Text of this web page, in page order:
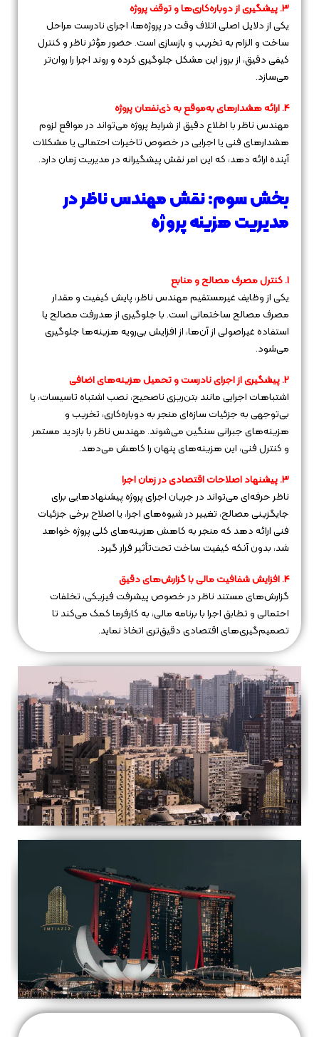
3. پیشگیری از دوباره‌کاری‌ها و توقف پروژه
یکی از دلایل اصلی اتلاف وقت در پروژه‌ها، اجرای نادرست مراحل
ساخت و الزام به تخریب و بازسازی است. حضور مؤثر ناظر و کنترل
کیفی دقیق، از بروز این مشکل جلوگیری کرده و روند اجرا را روان‌تر
می‌سازد.
4. ارائه هشدارهای به‌موقع به ذی‌نفعان پروژه
مهندس ناظر با اطلاع دقیق از شرایط پروژه می‌تواند در مواقع لزوم
هشدارهای فنی یا اجرایی در خصوص تاخیرات احتمالی یا مشکلات
آینده ارائه دهد، که این امر نقش پیشگیرانه در مدیریت زمان دارد.
بخش سوم: نقش مهندس ناظر در
مدیریت هزینه پروژه
1. کنترل مصرف مصالح و منابع
یکی از وظایف غیرمستقیم مهندس ناظر، پایش کیفیت و مقدار
مصرف مصالح ساختمانی است. با جلوگیری از هدررفت مصالح یا
استفاده غیراصولی از آن‌ها، از افزایش بی‌رویه هزینه‌ها جلوگیری
می‌شود.
2. پیشگیری از اجرای نادرست و تحمیل هزینه‌های اضافی
اشتباهات اجرایی مانند بتن‌ریزی ناصحیح، نصب اشتباه تاسیسات، یا
بی‌توجهی به جزئیات سازه‌ای منجر به دوباره‌کاری، تخریب و
هزینه‌های جبرانی سنگین می‌شوند. مهندس ناظر با بازدید مستمر
و کنترل فنی، این هزینه‌های پنهان را کاهش می‌دهد.
3. پیشنهاد اصلاحات اقتصادی در زمان اجرا
ناظر حرفه‌ای می‌تواند در جریان اجرای پروژه پیشنهادهایی برای
جایگزینی مصالح، تغییر در شیوه‌های اجرا، یا اصلاح برخی جزئیات
فنی ارائه دهد که منجر به کاهش هزینه‌های کلی پروژه خواهد
شد، بدون آنکه کیفیت ساخت تحت‌تأثیر قرار گیرد.
4. افزایش شفافیت مالی با گزارش‌های دقیق
گزارش‌های مستند ناظر در خصوص پیشرفت فیزیکی، تخلفات
احتمالی و تطابق اجرا با برنامه مالی، به کارفرما کمک می‌کند تا
تصمیم‌گیری‌های اقتصادی دقیق‌تری اتخاذ نماید.